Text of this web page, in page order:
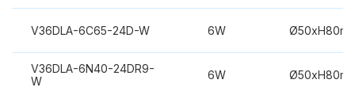
V36DLA-6C65-24D-W 6W
V36DLA-6N40-24DR9-
W
6W